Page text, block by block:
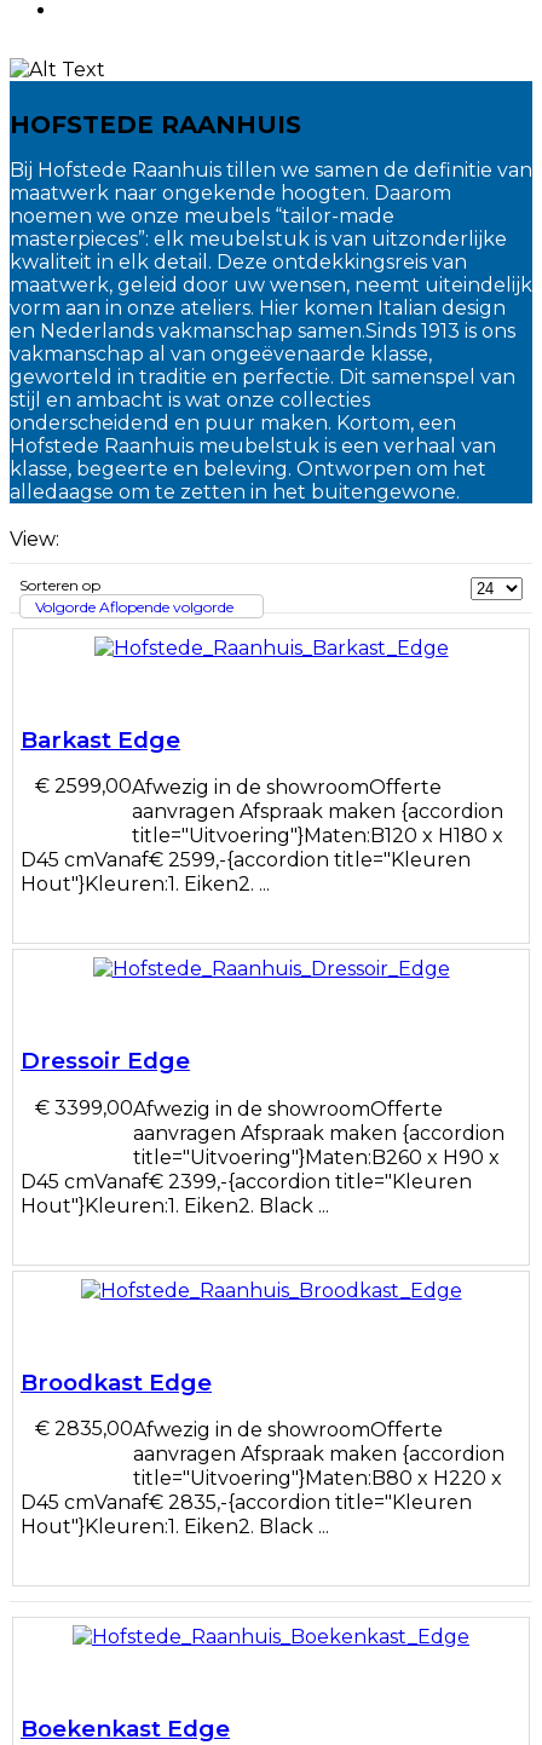
HOFSTEDE RAANHUIS
Bij Hofstede Raanhuis tillen we samen de definitie van
maatwerk naar ongekende hoogten. Daarom
noemen we onze meubels “tailor-made
masterpieces”: elk meubelstuk is van uitzonderlijke
kwaliteit in elk detail. Deze ontdekkingsreis van
maatwerk, geleid door uw wensen, neemt uiteindelijk
vorm aan in onze ateliers. Hier komen Italian design
en Nederlands vakmanschap samen.Sinds 1913 is ons
vakmanschap al van ongeëvenaarde klasse,
geworteld in traditie en perfectie. Dit samenspel van
stijl en ambacht is wat onze collecties
onderscheidend en puur maken. Kortom, een
Hofstede Raanhuis meubelstuk is een verhaal van
klasse, begeerte en beleving. Ontworpen om het
alledaagse om te zetten in het buitengewone.
View:
Sorteren op
Volgorde Aflopende volgorde
Barkast Edge
€ 2599,00Afwezig in de showroomOfferte
aanvragen Afspraak maken {accordion
title="Uitvoering"}Maten:B120 x H180 x
D45 cmVanaf€ 2599,-{accordion title="Kleuren
Hout"}Kleuren:1. Eiken2. ...
Dressoir Edge
€ 3399,00Afwezig in de showroomOfferte
aanvragen Afspraak maken {accordion
title="Uitvoering"}Maten:B260 x H90 x
D45 cmVanaf€ 2399,-{accordion title="Kleuren
Hout"}Kleuren:1. Eiken2. Black ...
Broodkast Edge
€ 2835,00Afwezig in de showroomOfferte
aanvragen Afspraak maken {accordion
title="Uitvoering"}Maten:B80 x H220 x
D45 cmVanaf€ 2835,-{accordion title="Kleuren
Hout"}Kleuren:1. Eiken2. Black ...
Boekenkast Edge